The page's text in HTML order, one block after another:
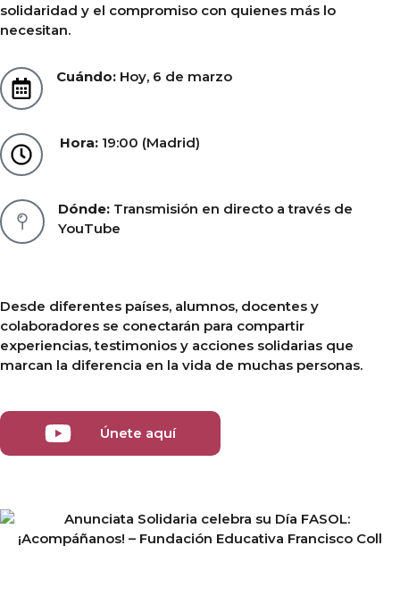
solidaridad y el compromiso con quienes más lo
necesitan.
Cuándo: Hoy, 6 de marzo
Hora: 19:00 (Madrid)
Dónde: Transmisión en directo a través de
YouTube
Desde diferentes países, alumnos, docentes y
colaboradores se conectarán para compartir
experiencias, testimonios y acciones solidarias que
marcan la diferencia en la vida de muchas personas.
Únete aquí